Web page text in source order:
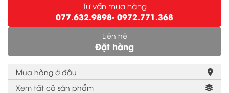
Tư vấn mua hàng
077.632.9898- 0972.771.368
Liên hệ
Đặt hàng
Mua hàng ở đâu
Xem tất cả sản phẩm